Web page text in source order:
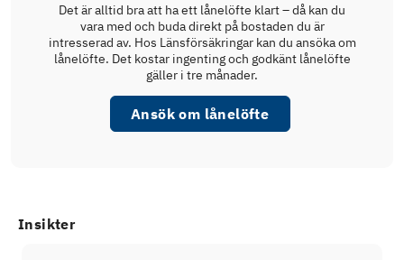
Det är alltid bra att ha ett lånelöfte klart – då kan du
vara med och buda direkt på bostaden du är
intresserad av. Hos Länsförsäkringar kan du ansöka om
lånelöfte. Det kostar ingenting och godkänt lånelöfte
gäller i tre månader.
Ansök om lånelöfte
Insikter